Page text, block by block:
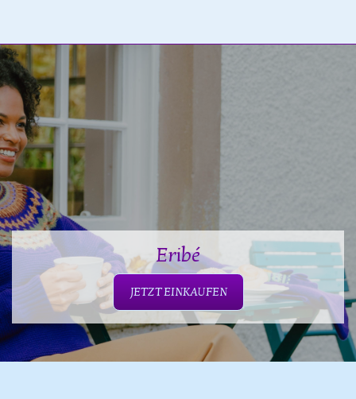
Eribé
JETZT EINKAUFEN